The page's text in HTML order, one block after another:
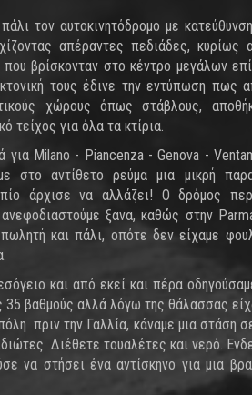
τον αυτοκινητόδρομο με
απέραντες πεδιάδες, κυρίως
βρίσκονταν στο κέντρο μεγάλων
τους έδινε την εντύπωση πως
χώρους όπως στάβλους,
τείχος για όλα τα κτίρια.
για Milano - Piancenza - Genova -
στο αντίθετο ρεύμα μια μικρή
άρχισε να αλλάζει! Ο δρόμος
ξανα, καθώς στην
και πάλι, οπότε δεν είχαμε
και από εκεί και πέρα
βαθμούς αλλά λόγω της θάλασσας
πριν την Γαλλία, κάναμε μια στάση
Διέθετε τουαλέτες και νερό.
να στήσει ένα αντίσκηνο για μια